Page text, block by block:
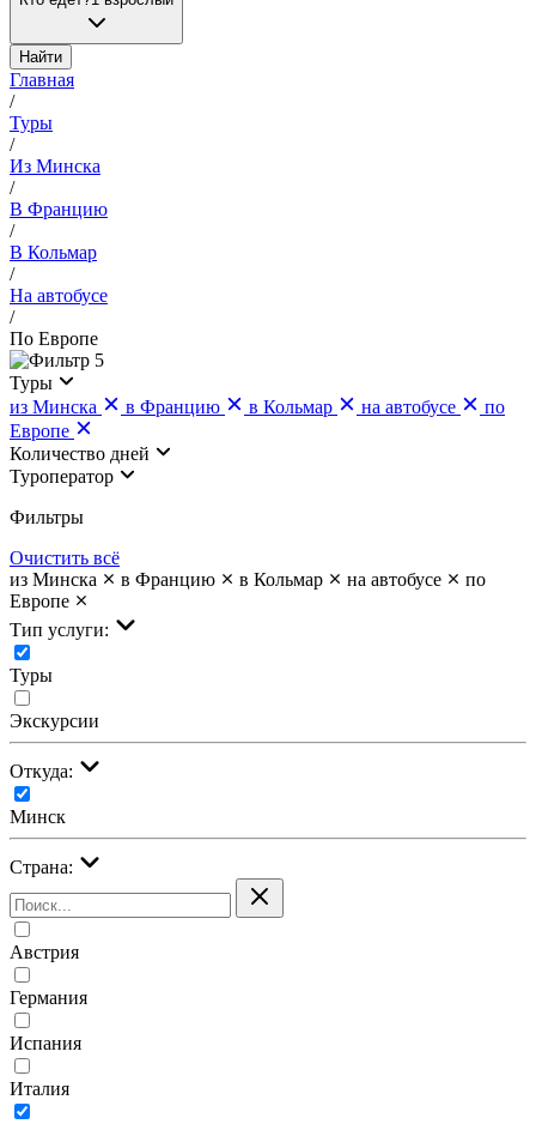
Найти
Главная
/
Туры
/
Из Минска
/
В Францию
/
В Кольмар
/
На автобусе
/
По Европе
5
Туры
из Минска
в Францию в Кольмар на автобусе
по
Европе
Количество дней
Туроператор
Фильтры
Очистить всё
из Минска
в Францию в Кольмар на автобусе
по
Европе
Тип услуги:
Туры
Экскурсии
Откуда:
Минск
Страна:
Австрия
Германия
Испания
Италия